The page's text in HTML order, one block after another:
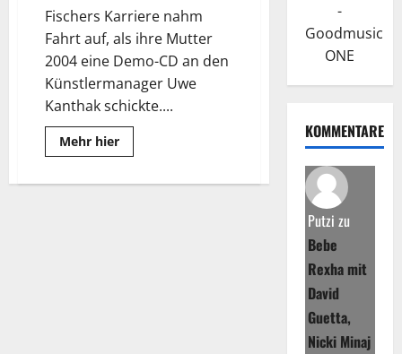
Fischers Karriere nahm
Fahrt auf, als ihre Mutter
2004 eine Demo-CD an den
Künstlermanager Uwe
Kanthak schickte....
Mehr hierRead
more
Fischer:
-
Goodmusic
ONE
KOMMENTARE
Putzi zu
Bebe
Rexha mit
David
Guetta,
Nicki Minaj